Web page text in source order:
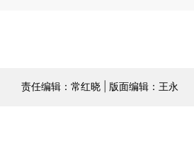
责任编辑：常红晓 | 版面编辑：王永